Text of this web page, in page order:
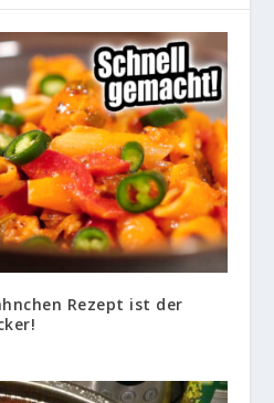
Rezept ist der